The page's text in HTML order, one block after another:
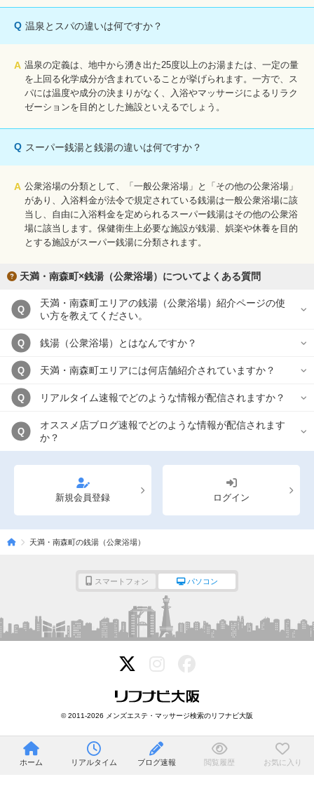
駅から徒歩5分以内
こだわり条件を変更
閉じる
Q 温泉とスパの違いは何ですか？
A 温泉の定義は、地中から湧き出た25度以上のお湯または、一定の量
を上回る化学成分が含まれていることが挙げられます。一方で、ス
パには温度や成分の決まりがなく、入浴やマッサージによるリラク
ゼーションを目的とした施設といえるでしょう。
Q スーパー銭湯と銭湯の違いは何ですか？
A 公衆浴場の分類として、「一般公衆浴場」と「その他の公衆浴場」
があり、入浴料金が法令で規定されている銭湯は一般公衆浴場に該
当し、自由に入浴料金を定められるスーパー銭湯はその他の公衆浴
場に該当します。保健衛生上必要な施設が銭湯、娯楽や休養を目的
とする施設がスーパー銭湯に分類されます。
天満・南森町×銭湯（公衆浴場）についてよくある質問
Q
天満・南森町エリアの銭湯（公衆浴場）紹介ページの使
い方を教えてください。
Q 銭湯（公衆浴場）とはなんですか？
Q 天満・南森町エリアには何店舗紹介されていますか？
Q リアルタイム速報でどのような情報が配信されますか？
Q
オススメ店ブログ速報でどのような情報が配信されます
か？
新規会員登録 ログイン
天満・南森町の銭湯（公衆浴場）
スマートフォン パソコン
© 2011-2026 メンズエステ・マッサージ検索のリフナビ大阪
ホーム リアルタイム ブログ速報 閲覧履歴 お気に入り